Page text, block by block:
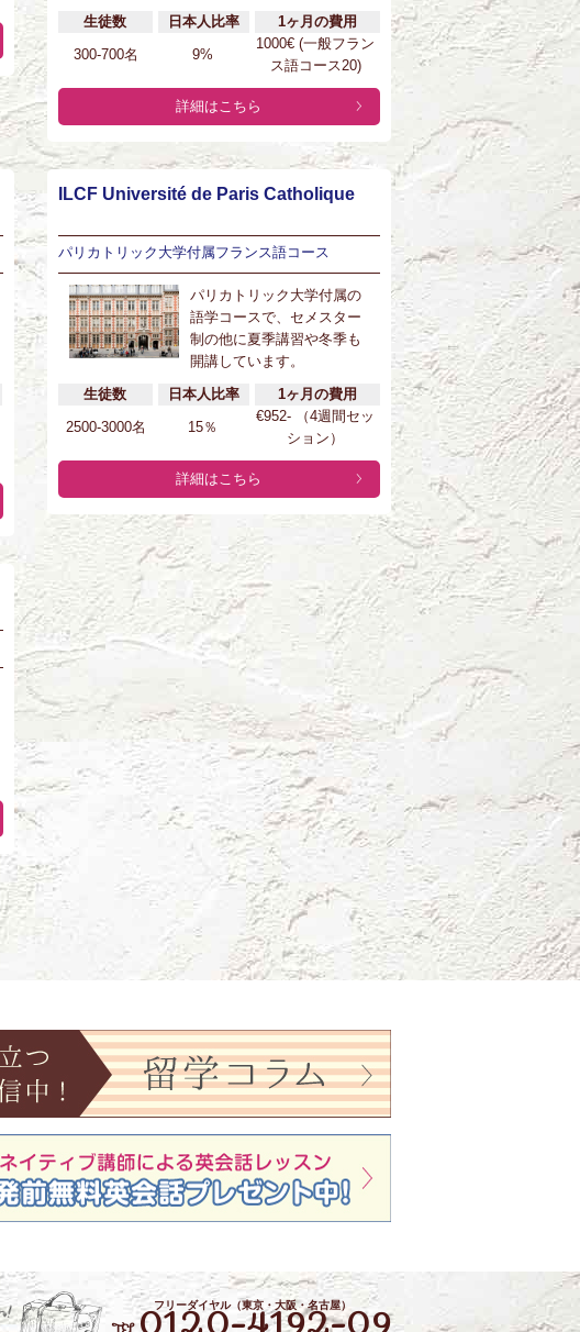
生徒数
日本人比率
1ヶ月の費用
300-700名
9%
1000€ (一般フラン
ス語コース20)
詳細はこちら
ILCF Université de Paris Catholique
パリカトリック大学付属フランス語コース
パリカトリック大学付属の
語学コースで、セメスター
制の他に夏季講習や冬季も
開講しています。
生徒数
日本人比率
1ヶ月の費用
2500-3000名
15％
€952- （4週間セッ
ション）
詳細はこちら
フリーダイヤル（東京・大阪・名古屋）